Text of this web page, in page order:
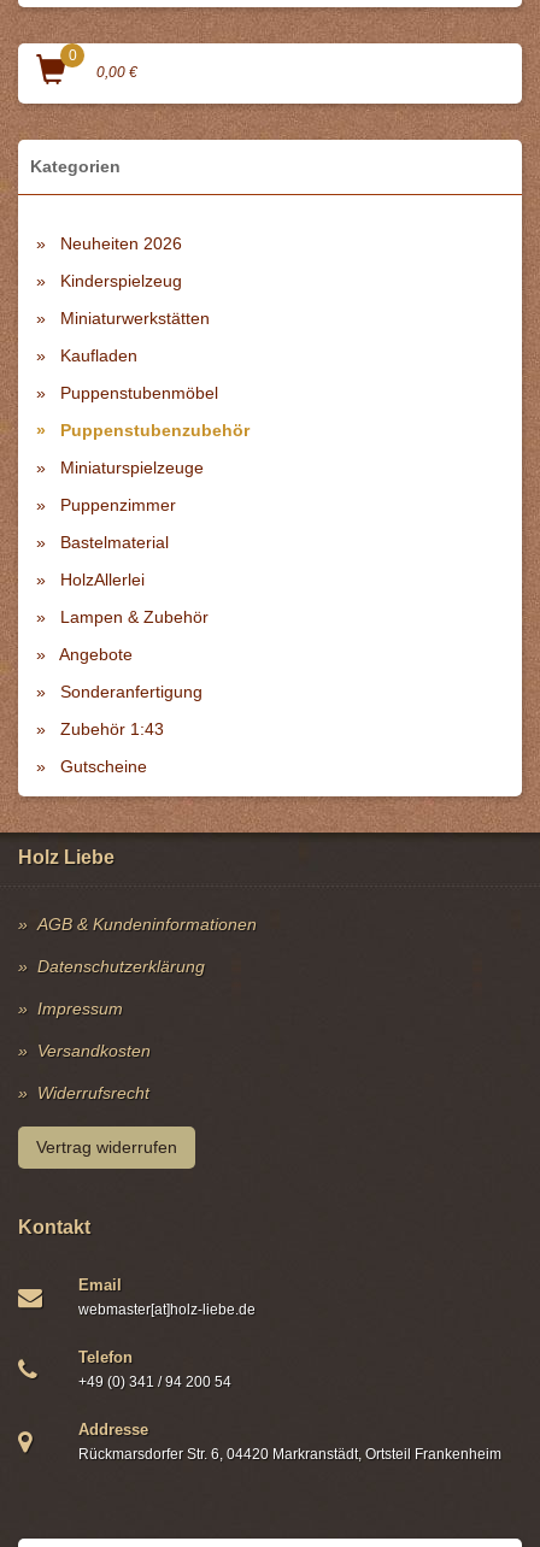
0
0,00 €
Kategorien
Neuheiten 2026
Kinderspielzeug
Miniaturwerkstätten
Kaufladen
Puppenstubenmöbel
Puppenstubenzubehör
Miniaturspielzeuge
Puppenzimmer
Bastelmaterial
HolzAllerlei
Lampen & Zubehör
Angebote
Sonderanfertigung
Zubehör 1:43
Gutscheine
Holz Liebe
AGB & Kundeninformationen
Datenschutzerklärung
Impressum
Versandkosten
Widerrufsrecht
Vertrag widerrufen
Kontakt
Email
webmaster[at]holz-liebe.de
Telefon
+49 (0) 341 / 94 200 54
Addresse
Rückmarsdorfer Str. 6, 04420 Markranstädt, Ortsteil Frankenheim